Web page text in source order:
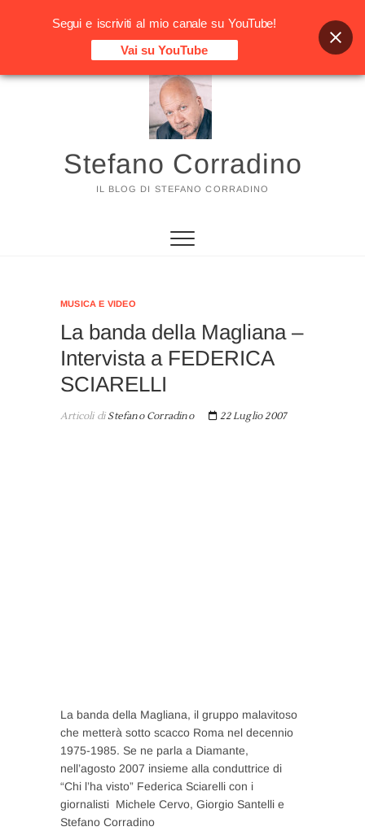
Vai
Stefano Corradino
IL BLOG DI STEFANO CORRADINO
MUSICA E VIDEO
La banda della Magliana –
Intervista a FEDERICA
SCIARELLI
Articoli diStefano Corradino 22 Luglio 2007
La banda della Magliana, il gruppo malavitoso
che metterà sotto scacco Roma nel decennio
1975-1985. Se ne parla a Diamante,
nell’agosto 2007 insieme alla conduttrice di
“Chi l’ha visto” Federica Sciarelli con i
giornalisti Michele Cervo, Giorgio Santelli e
Stefano Corradino
Segui e iscriviti al mio canale su YouTube!
Vai su YouTube